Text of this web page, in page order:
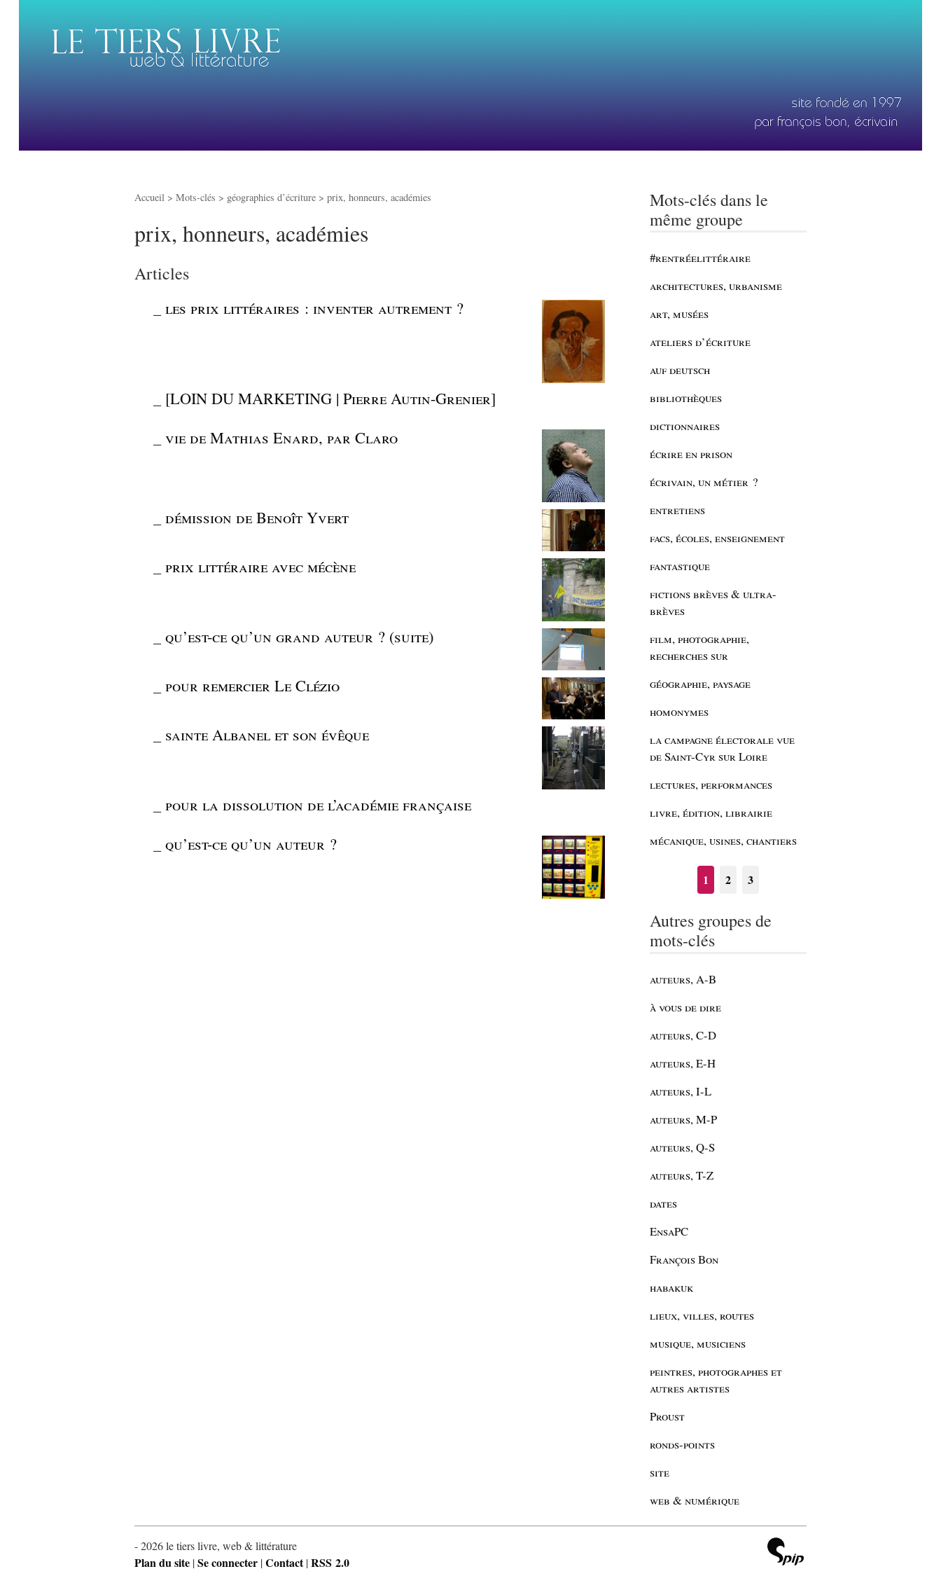
Accueil > Mots-clés > géographies d’écriture > prix, honneurs, académies
prix, honneurs, académies
Articles
les prix littéraires : inventer autrement ?
[LOIN DU MARKETING | Pierre Autin-Grenier]
vie de Mathias Enard, par Claro
démission de Benoît Yvert
prix littéraire avec mécène
qu’est-ce qu’un grand auteur ? (suite)
pour remercier Le Clézio
sainte Albanel et son évêque
pour la dissolution de l’académie française
qu’est-ce qu’un auteur ?
Mots-clés dans le
même groupe
#rentréelittéraire
architectures, urbanisme
art, musées
ateliers d’écriture
auf deutsch
bibliothèques
dictionnaires
écrire en prison
écrivain, un métier ?
entretiens
facs, écoles, enseignement
fantastique
fictions brèves & ultra-
brèves
film, photographie,
recherches sur
géographie, paysage
homonymes
la campagne électorale vue
de Saint-Cyr sur Loire
lectures, performances
livre, édition, librairie
mécanique, usines, chantiers
1 2 3
Autres groupes de
mots-clés
auteurs, A-B
à vous de dire
auteurs, C-D
auteurs, E-H
auteurs, I-L
auteurs, M-P
auteurs, Q-S
auteurs, T-Z
dates
EnsaPC
François Bon
habakuk
lieux, villes, routes
musique, musiciens
peintres, photographes et
autres artistes
Proust
ronds-points
site
web & numérique
- 2026 le tiers livre, web & littérature
Plan du site |Se connecter |Contact|RSS 2.0